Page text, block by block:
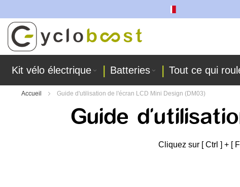
Allez
au
contenu
Kit vélo électrique Batteries Tout ce qui
Accueil Guide d'utilisation de l'écran LCD Mini Design (DM03)
Guide
Cliquez sur [ Ctrl ] + [